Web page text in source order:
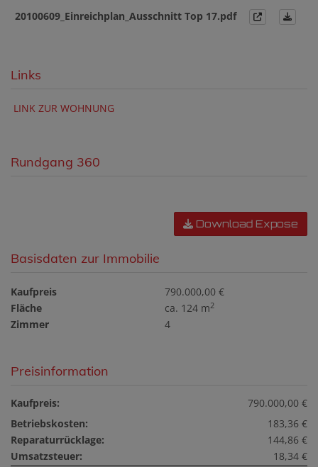
20100609_Einreichplan_Ausschnitt Top 17.pdf
Links
LINK ZUR WOHNUNG
Rundgang 360
Download Expose
Basisdaten zur Immobilie
Kaufpreis
790.000,00 €
Fläche
ca. 124 m2
Zimmer 4
Preisinformation
Kaufpreis:
790.000,00 €
Betriebskosten:
183,36 €
Reparaturrücklage:
144,86 €
Umsatzsteuer:
18,34 €